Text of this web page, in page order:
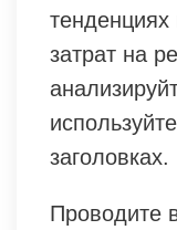
тенденциях
затрат на
заголовках.
Проводите